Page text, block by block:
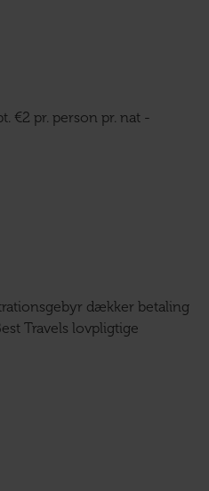
€2 pr. person pr. nat -
dækker betaling
Travels lovpligtige